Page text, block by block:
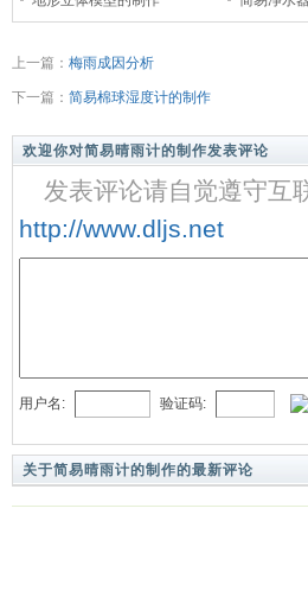
上一篇： 梅雨成因分析
下一篇： 简易棉球湿度计的制作
欢迎你对简易晴雨计的制作发表评论
发表评论请自觉遵守互
http://www.dljs.net
用户名: 验证码:
关于简易晴雨计的制作的最新评论